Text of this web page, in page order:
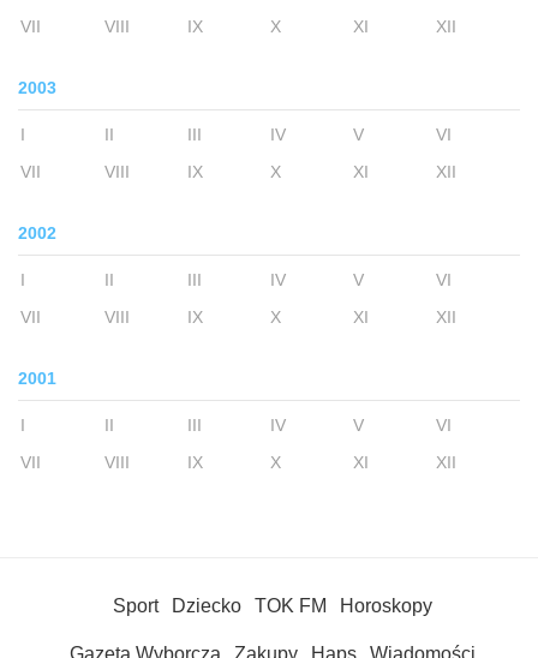
VII
VIII IX X XI XII
2003
I II III IV V
VI
VII
VIII IX X XI XII
2002
I II III IV V
VI
VII
VIII IX X XI XII
2001
I II III IV V
VI
VII
VIII IX X XI XII
Sport Dziecko TOK FM Horoskopy
Gazeta Wyborcza Zakupy Haps Wiadomości